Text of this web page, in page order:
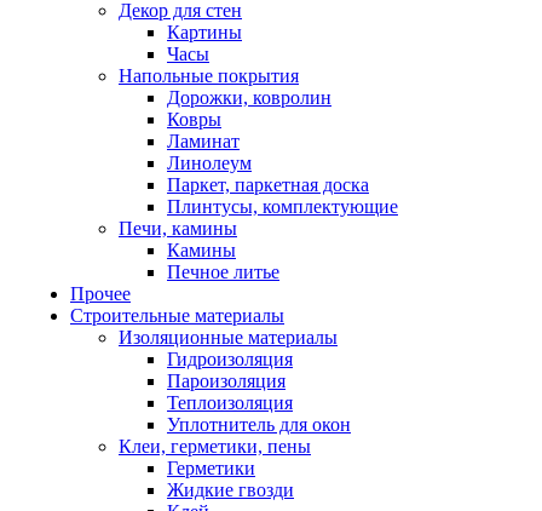
Декор для стен
Картины
Часы
Напольные покрытия
Дорожки, ковролин
Ковры
Ламинат
Линолеум
Паркет, паркетная доска
Плинтусы, комплектующие
Печи, камины
Камины
Печное литье
Прочее
Строительные материалы
Изоляционные материалы
Гидроизоляция
Пароизоляция
Теплоизоляция
Уплотнитель для окон
Клеи, герметики, пены
Герметики
Жидкие гвозди